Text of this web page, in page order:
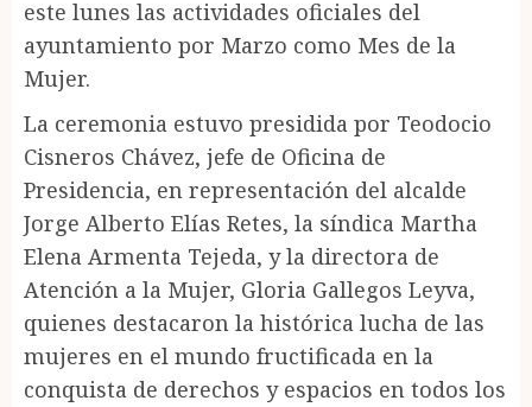
este lunes las actividades oficiales del
ayuntamiento por Marzo como Mes de la
Mujer.
La ceremonia estuvo presidida por Teodocio
Cisneros Chávez, jefe de Oficina de
Presidencia, en representación del alcalde
Jorge Alberto Elías Retes, la síndica Martha
Elena Armenta Tejeda, y la directora de
Atención a la Mujer, Gloria Gallegos Leyva,
quienes destacaron la histórica lucha de las
mujeres en el mundo fructificada en la
conquista de derechos y espacios en todos los